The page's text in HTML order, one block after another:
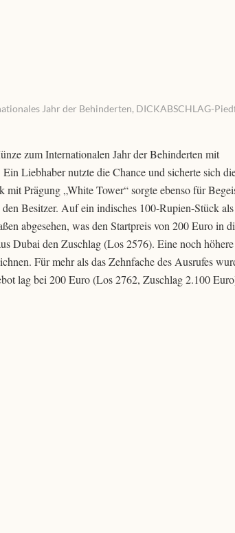
Jahr der Behinderten, DICKABSCHLAG-
zum Internationalen Jahr der Behinderten mit
Liebhaber nutzte die Chance und sicherte sich
Prägung „White Tower“ sorgte ebenso für
Besitzer. Auf ein indisches 100-Rupien-Stück als
abgesehen, was den Startpreis von 200 Euro in
Dubai den Zuschlag (Los 2576). Eine noch
Für mehr als das Zehnfache des Ausrufes
lag bei 200 Euro (Los 2762, Zuschlag 2.100